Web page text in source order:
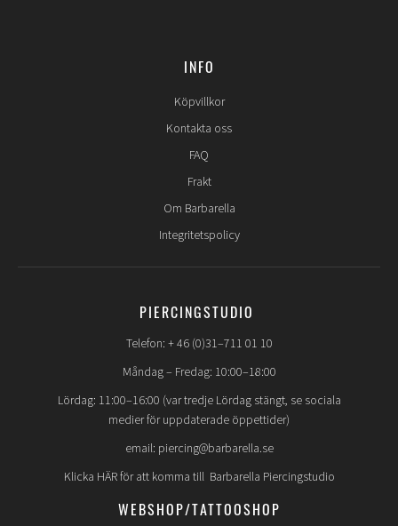
INFO
Köpvillkor
Kontakta oss
FAQ
Frakt
Om Barbarella
Integritetspolicy
PIERCINGSTUDIO
Telefon: + 46 (0)31–711 01 10
Måndag – Fredag: 10:00–18:00
Lördag: 11:00–16:00 (var tredje Lördag stängt, se sociala
medier för uppdaterade öppettider)
email: piercing@barbarella.se
Klicka HÄR för att komma till Barbarella Piercingstudio
WEBSHOP/TATTOOSHOP